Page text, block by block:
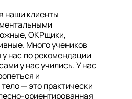
наши клиенты
ОКРщики,
Много учеников
нас по рекомендации
у нас учились. У нас
и
— это практически
ориентированная